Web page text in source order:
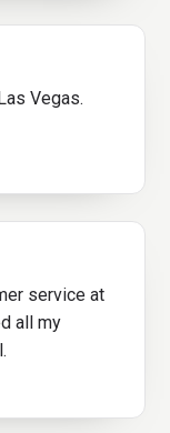
Vegas.
service at
all my